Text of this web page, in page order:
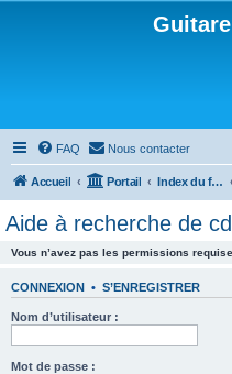
FAQ Nous contacter
Accueil Portail Index du forum
Aide à recherche de
Vous n’avez pas les permissions
CONNEXION • S’ENREGISTRER
Nom d’utilisateur :
Mot de passe :